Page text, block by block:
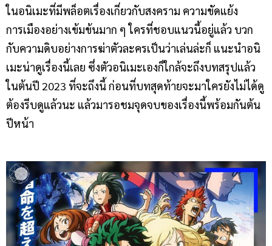
ในอนิเมะที่มีพล็อตเรื่องเกี่ยวกับสงคราม ความขัดแย้ง
การเมืองอย่างเข้มข้นมาก ๆ ใครที่ชอบแนวนี้อยู่แล้ว บวก
กับความดิบอย่างการฆ่าตัวละครเป็นว่าเล่นล่ะก็ แนะนำอนิ
เมะน่าดูเรื่องนี้เลย ซึ่งตัวอนิเมะเองก็ใกล้จะถึงบทสรุปแล้ว
ในต้นปี 2023 ที่จะถึงนี้ ก่อนที่บทสุดท้ายจะมาใครยังไม่ได้ดู
ต้องรีบดูแล้วนะ แล้วมารอชมจุดจบของเรื่องนี้พร้อมกันต้น
ปีหน้า